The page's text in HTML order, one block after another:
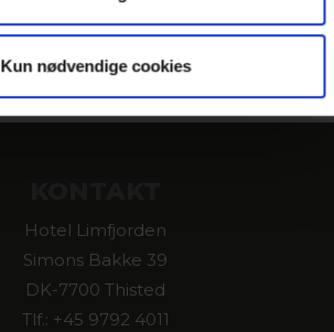
Kun nødvendige cookies
Hotel Limfjorden
Simons Bakke 39
DK-7700 Thisted
Tlf.: +45 9792 4011